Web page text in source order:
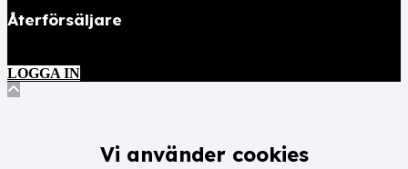
Återförsäljare
LOGGA IN
Vi använder cookies